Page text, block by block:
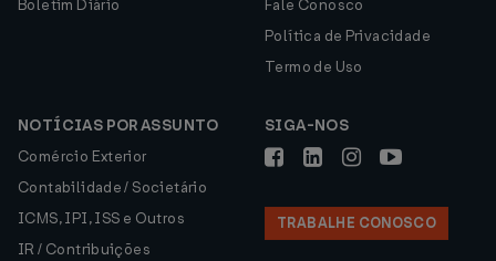
Boletim Diário
Fale Conosco
Política de Privacidade
Termo de Uso
NOTÍCIAS POR ASSUNTO
Comércio Exterior
Contabilidade / Societário
ICMS, IPI, ISS e Outros
IR / Contribuições
SIGA-NOS
TRABALHE CONOSCO